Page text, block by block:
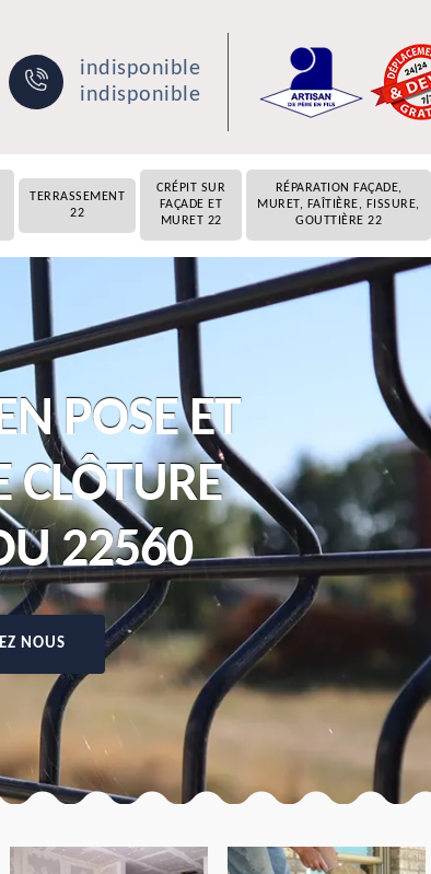
indisponible
indisponible
TERRASSEMENT
22
CRÉPIT SUR
FAÇADE ET
MURET 22
RÉPARATION FAÇADE,
MURET, FAÎTIÈRE, FISSURE,
GOUTTIÈRE 22
POSE ET
22560
NOUS